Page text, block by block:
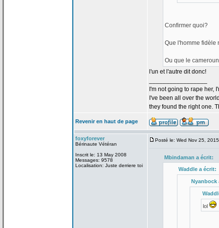
Confirmer quoi?
Que l'homme fidèle
Ou que le
l'un et l'autre dit donc!
I'm not going to rape her,
I've been all over the
they found the right one.
Revenir en haut de page
foxyforever
Bérinaute Vétéran
Inscrit le: 13 May 2008
Messages: 9578
Localisation: Juste derriere toi
Posté le: Wed Nov 25,
Mbindaman a écrit:
Waddle aécrit:
Nyanbock
lol